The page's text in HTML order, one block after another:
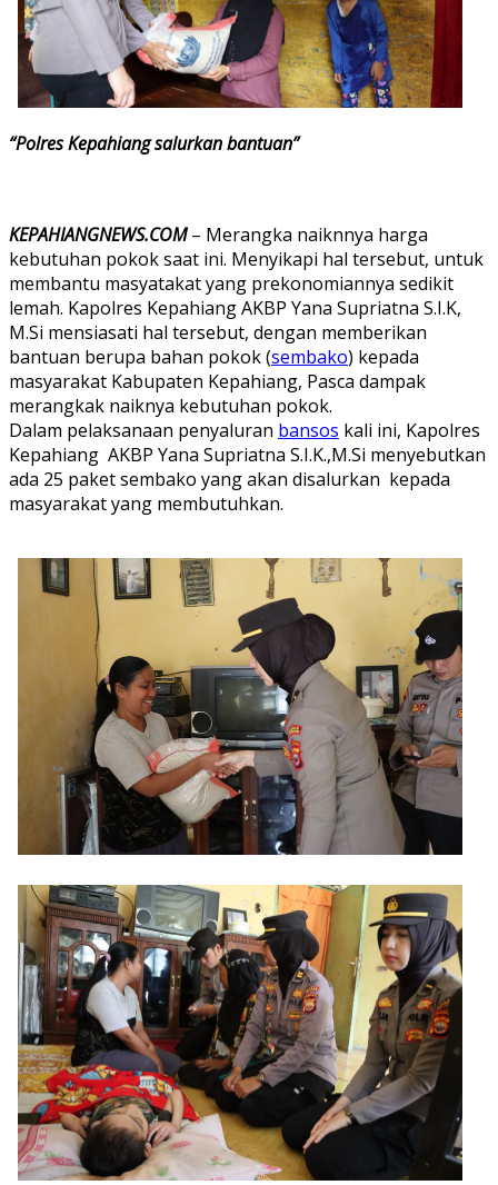
“Polres Kepahiang salurkan bantuan”
KEPAHIANGNEWS.COM– Merangka naiknnya harga
kebutuhan pokok saat ini. Menyikapi hal tersebut, untuk
membantu masyatakat yang prekonomiannya sedikit
lemah. Kapolres Kepahiang AKBP Yana Supriatna S.I.K,
M.Si mensiasati hal tersebut, dengan memberikan
bantuan berupa bahan pokok (sembako) kepada
masyarakat Kabupaten Kepahiang, Pasca dampak
merangkak naiknya kebutuhan pokok.
Dalam pelaksanaan penyaluran bansos kali ini, Kapolres
Kepahiang AKBP Yana Supriatna S.I.K.,M.Si menyebutkan
ada 25 paket sembako yang akan disalurkan kepada
masyarakat yang membutuhkan.